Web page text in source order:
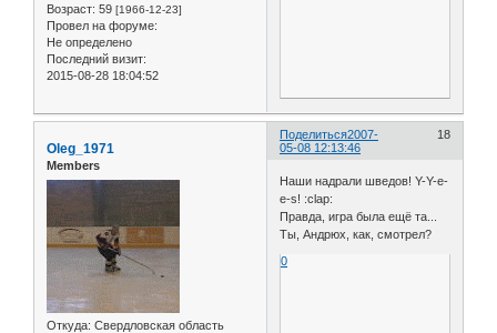
Возраст: 59 [1966-12-23]
Провел на форуме:
Не определено
Последний визит:
2015-08-28 18:04:52
Поделиться 18
2007-
05-08 12:13:46
Oleg_1971
Members
Откуда: Свердловская область
Наши надрали шведов! Y-Y-e-
e-s! :clap:
Правда, игра была ещё та...
Ты, Андрюх, как, смотрел?
0